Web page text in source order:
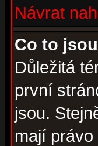
Návrat
Co to
Důležitá
první
jsou.
mají